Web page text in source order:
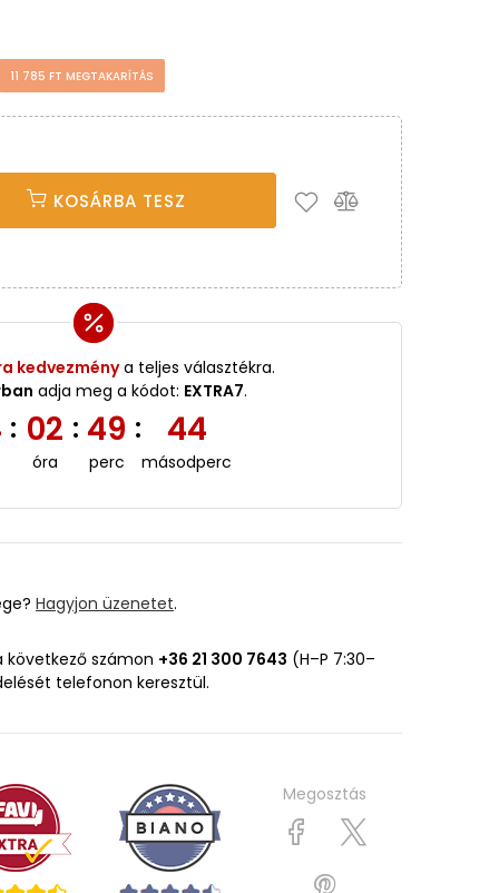
11 785 FT MEGTAKARÍTÁS
KOSÁRBA TESZ
kedvezménya teljes választékra.
adja meg a kódot: EXTRA7.
: 02
óra
: 49
perc
: 43
másodperc
Hagyjon üzenetet.
számon +36 21 300 7643 (H–P 7:30–
telefonon keresztül.
Megosztás